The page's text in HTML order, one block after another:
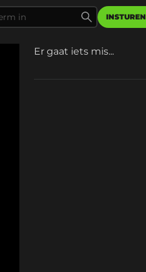
INSTUREN
Er gaat iets mis...